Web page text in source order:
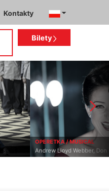
Kontakty
Bilety
OPERETKA / MUSICAL
Andrew Lloyd Webber, Don